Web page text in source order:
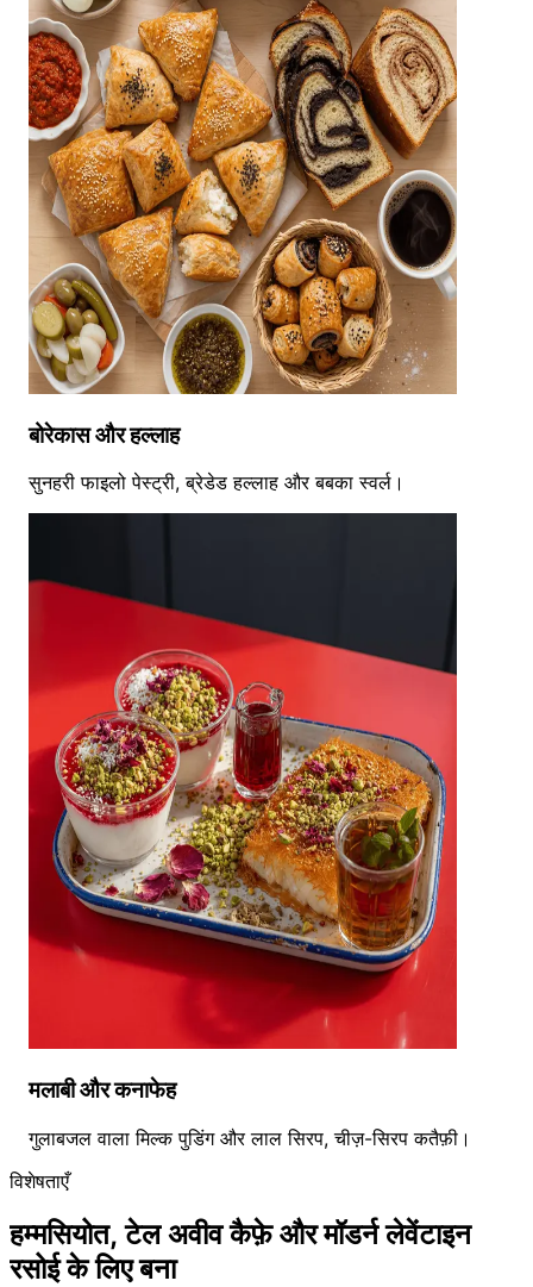
बोरेकास और हल्लाह
सुनहरी फाइलो पेस्ट्री, ब्रेडेड हल्लाह और बबका स्वर्ल।
मलाबी और कनाफेह
गुलाबजल वाला मिल्क पुडिंग और लाल सिरप, चीज़-सिरप कतैफ़ी।
विशेषताएँ
हम्मसियोत, टेल अवीव कैफ़े और मॉडर्न लेवेंटाइन
रसोई के लिए बना